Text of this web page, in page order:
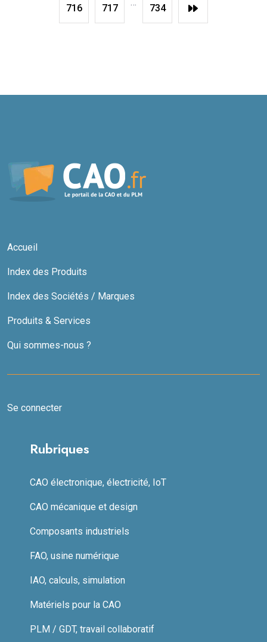
716 717 734
Accueil
Index des Produits
Index des Sociétés / Marques
Produits & Services
Qui sommes-nous ?
Se connecter
Rubriques
CAO électronique, électricité, IoT
CAO mécanique et design
Composants industriels
FAO, usine numérique
IAO, calculs, simulation
Matériels pour la CAO
PLM / GDT, travail collaboratif